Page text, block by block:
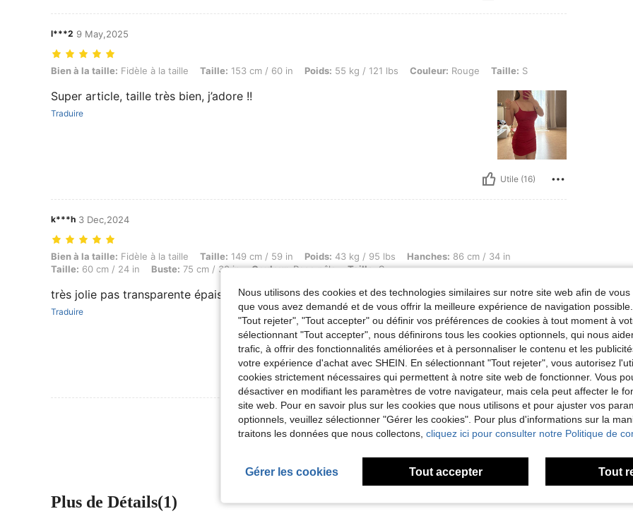
l***2 9 May,2025
Bien à la taille: Fidèle à la taille, Taille: 153 cm / 60 in, Poids: 55 kg / 121 lbs, Couleur: Rouge, Taille: S
Bien à la taille: Fidèle à la taille Taille: 153 cm / 60 in Poids: 55 kg / 121 lbs Couleur: Rouge Taille: S
Super article, taille très bien, j’adore !!
Traduire
Utile (16)
k***h 3 Dec,2024
Bien à la taille: Fidèle à la taille, Taille: 149 cm / 59 in, Poids: 43 kg / 95 lbs, Hanches: 86 cm / 34 in, Taille: 60 cm / 24 in, Buste: 75 cm / 30 in,
Bien à la taille: Fidèle à la taille Taille: 149 cm / 59 in Poids: 43 kg / 95 lbs Hanches: 86 cm / 34 in
Taille: 60 cm / 24 in Buste: 75 cm / 30 in Couleur:Rose pâle Taille:S
très jolie pas transparente épaisse très bien
Traduire
Utile (9)
Voir Plus D'avis
Plus de Détails(1)
Nous utilisons des cookies et des technologies similaires sur notre site web afin de
que vous avez demandé et de vous offrir la meilleure expérience de navigation
"Tout rejeter", "Tout accepter" ou définir vos préférences de cookies à tout moment à
sélectionnant "Tout accepter", nous définirons tous les cookies optionnels, qui nous
trafic, à offrir des fonctionnalités améliorées et à personnaliser le contenu et les
votre expérience d'achat avec SHEIN. En sélectionnant "Tout rejeter", vous autorisez
cookies strictement nécessaires qui permettent à notre site web de fonctionner. Vous
désactiver en modifiant les paramètres de votre navigateur, mais cela peut affecter le
site web. Pour en savoir plus sur les cookies que nous utilisons et pour ajuster vos
optionnels, veuillez sélectionner "Gérer les cookies". Pour plus d'informations sur la
traitons les données que nous collectons, cliquez ici pour consulter notre Politique de
Gérer les cookies Tout accepter Tout